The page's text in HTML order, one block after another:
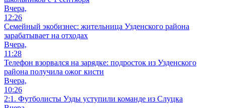
Вчера,
12:26
Семейный экобизнес: жительница Узденского района
зарабатывает на отходах
Вчера,
11:28
Телефон взорвался на зарядке: подросток из Узденского
района получила ожог кисти
Вчера,
10:26
2:1. Футболисты Узды уступили команде из Слуцка